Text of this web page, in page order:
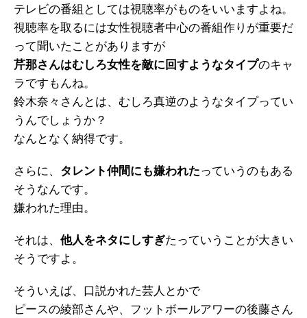
テレビの番組としては視聴率がものをいいますよね。
視聴率を取るには女性視聴者中心の番組作りが重要だ
って聞いたことがありますが
芹那さんはむしろ女性を敵に回すようなタイプのキャ
ラですもんね。
鈴木奈々さんとは、むしろ真逆のようなタイプってい
うんでしょうか？
なんとなく納得です。
さらに、 タレント仲間にも嫌われたっていうのもある
そうなんです。
嫌われた理由。
それは、 他人をネタにしすぎたっていうことが大きい
そうですよ。
そういえば、口説かれた芸人とかで
ピースの綾部さんや、フットボールアワーの後藤さん